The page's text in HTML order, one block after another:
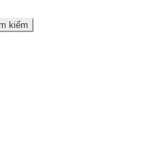
kiếm